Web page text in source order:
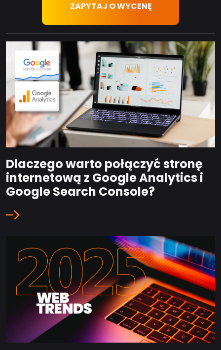
ZAPYTAJ O WYCENĘ
Dlaczego warto połączyć stronę
internetową z Google Analytics i
Google Search Console?